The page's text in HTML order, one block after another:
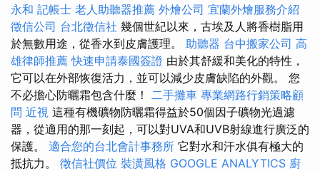
永和 記帳士 老人助聽器推薦 外燴公司 宜蘭外燴服務介紹
徵信公司 台北徵信社 幾個世紀以來，古埃及人將香樹脂用
於無數用途，從香水到皮膚護理。 助聽器 台中搬家公司 高
雄律師推薦 快速申請泰國簽證 由於其舒緩和美化的特性，
它可以在外部恢復活力，並可以減少皮膚缺陷的外觀。 您
不必擔心防曬霜包含什麼！ 二手攤車 專業網路行銷策略顧
問 近視 這種有機礦物防曬霜得益於50個因子礦物光過濾
器，從適用的那一刻起，可以對UVA和UVB射線進行廣泛的
保護。 適合您的台北會計事務所 它對水和汗水俱有極大的
抵抗力。 徵信社價位 裝潢風格 GOOGLE ANALYTICS 廚